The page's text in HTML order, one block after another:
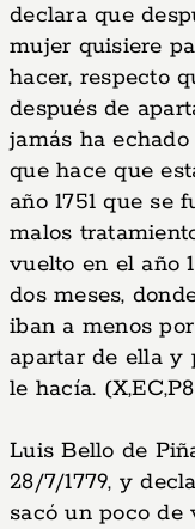
declara que
mujer quisiere
hacer, respecto
después de
jamás ha
que hace que
año 1751 que se
malos
vuelto en el año
dos meses,
iban a menos
apartar de ella y
le hacía.
Luis Bello de
28/7/1779, y
sacó un poco